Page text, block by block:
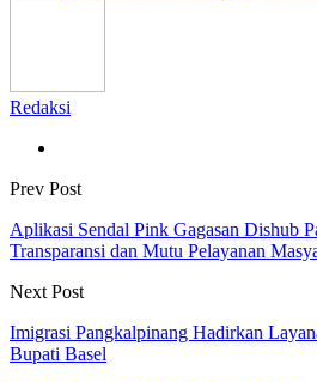
Redaksi
Prev Post
Aplikasi Sendal Pink Gagasan Dishub
Transparansi dan Mutu Pelayanan
Next Post
Imigrasi Pangkalpinang Hadirkan
Bupati Basel